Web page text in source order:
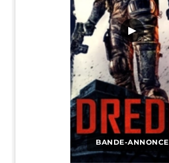
BANDE-ANNONCE
▶